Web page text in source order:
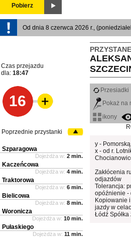
Pobierz
Od dnia 8 czerwca 2026 r.,
Czas przejazdu
dla: 18:47
16
Przesiadki
Pokaż na
ikony
y -
x - od r.
Zakłócenia
odjazdów
Tolerancja:
opóźnienie -
Kopiowanie
jazdy w
Łódź
Poprzednie przystanki
Szparagowa
Dojeżdża w: 2 min.
Kaczeńcowa
Dojeżdża w: 4 min.
Traktorowa
Dojeżdża w: 6 min.
Bielicowa
Dojeżdża w: 8 min.
Woronicza
Dojeżdża w: 10 min.
Pułaskiego
Dojeżdża w: 11 min.